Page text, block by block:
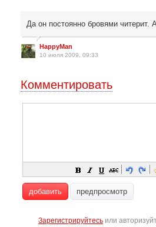
Да он постоянно бровями читерит.
HappyMan
10 июля 2009, 09:33
Комментировать
добавить предпросмотр
Зарегистрируйтесь или